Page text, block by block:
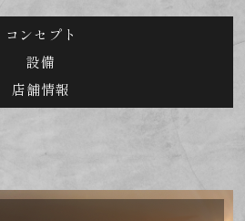
コンセプト
設備
店舗情報